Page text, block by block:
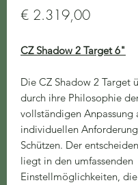
€ 2.319,00Preis
CZ Shadow 2 Target 6"
Die CZ Shadow 2 Target
durch ihre Philosophie
vollständigen Anpassung
individuellen
Schützen. Der
liegt in den umfassenden
Einstellmöglichkeiten,